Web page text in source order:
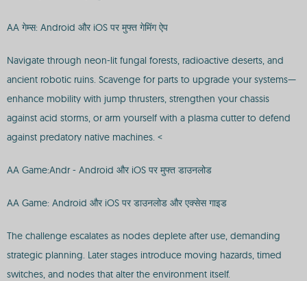
AA गेम्स: Android और iOS पर मुफ्त गेमिंग ऐप
Navigate through neon-lit fungal forests, radioactive deserts, and
ancient robotic ruins. Scavenge for parts to upgrade your systems—
enhance mobility with jump thrusters, strengthen your chassis
against acid storms, or arm yourself with a plasma cutter to defend
against predatory native machines. <
AA Game:Andr - Android और iOS पर मुफ्त डाउनलोड
AA Game: Android और iOS पर डाउनलोड और एक्सेस गाइड
The challenge escalates as nodes deplete after use, demanding
strategic planning. Later stages introduce moving hazards, timed
switches, and nodes that alter the environment itself.